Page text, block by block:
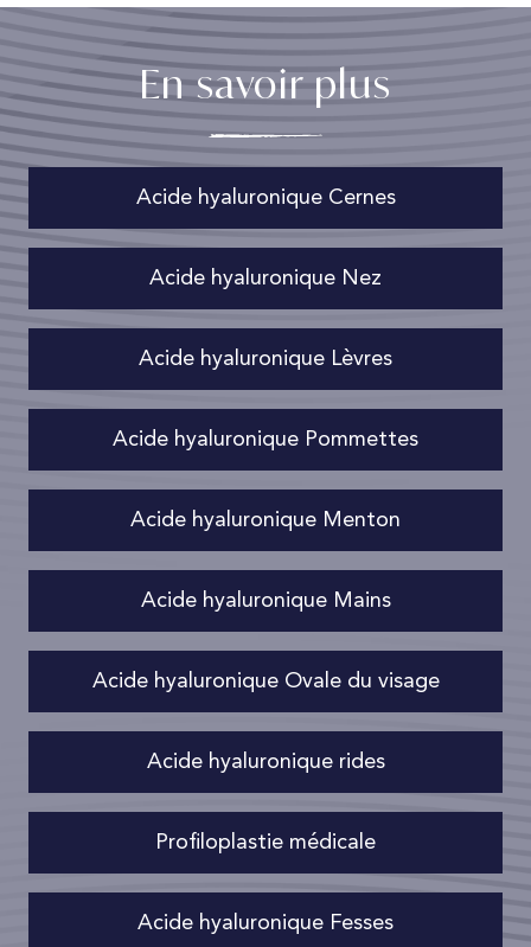
En savoir plus
Acide hyaluronique Cernes
Acide hyaluronique Nez
Acide hyaluronique Lèvres
Acide hyaluronique Pommettes
Acide hyaluronique Menton
Acide hyaluronique Mains
Acide hyaluronique Ovale du visage
Acide hyaluronique rides
Profiloplastie médicale
Acide hyaluronique Fesses